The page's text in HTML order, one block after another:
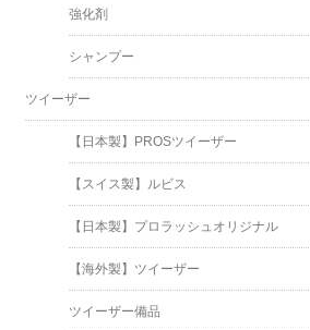
強化剤
シャンプー
ツイーザー
【日本製】PROSツイーザー
【スイス製】ルビス
【日本製】プロラッシュオリジナル
【海外製】ツイーザー
ツイーザー備品